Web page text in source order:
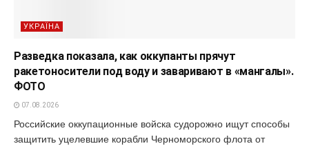
УКРАЇНА
Разведка показала, как оккупанты прячут
ракетоносители под воду и заваривают в «мангалы».
ФОТО
07.08.2026
Российские оккупационные войска судорожно ищут способы
защитить уцелевшие корабли Черноморского флота от